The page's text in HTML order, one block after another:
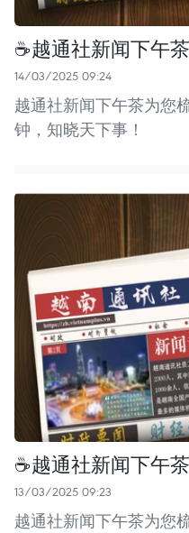
☕️越通社新闻下午茶
14/03/2025 09:24
越通社新闻下午茶为您
钟，知晓天下事！
☕️越通社新闻下午茶
13/03/2025 09:23
越通社新闻下午茶为您